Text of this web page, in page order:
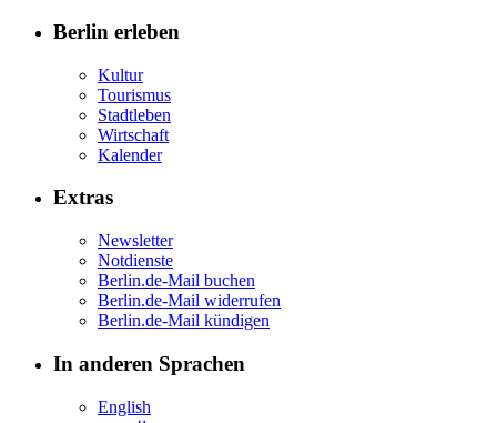
Berlin erleben
Kultur
Tourismus
Stadtleben
Wirtschaft
Kalender
Extras
Newsletter
Notdienste
Berlin.de-Mail buchen
Berlin.de-Mail widerrufen
Berlin.de-Mail kündigen
In anderen Sprachen
English